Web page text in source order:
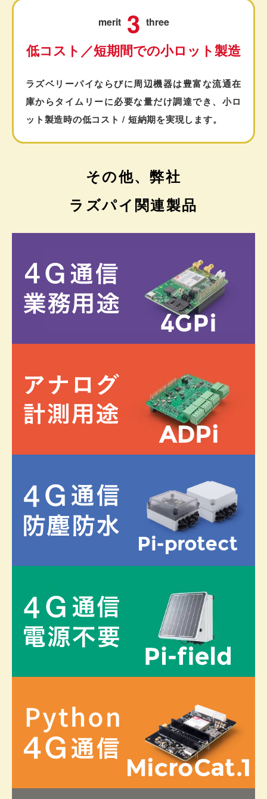
merit 3 three
低コスト／短期間での小ロット製造
ラズベリーパイならびに周辺機器は豊富な流通在
庫からタイムリーに必要な量だけ調達でき、小ロ
ット製造時の低コスト / 短納期を実現します。
その他、弊社
ラズパイ関連製品